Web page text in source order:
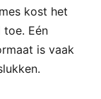
kost het
Eén
is vaak